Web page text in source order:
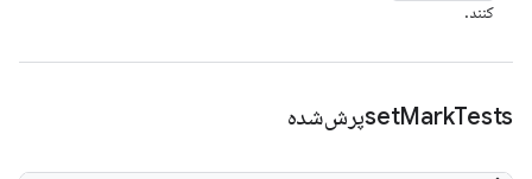
کنند.
setMarkTestsپرش‌شده